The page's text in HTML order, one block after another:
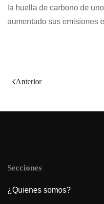
la huella de carbono de
aumentado sus emisiones
Anterior
Secciones
¿Quienes somos?